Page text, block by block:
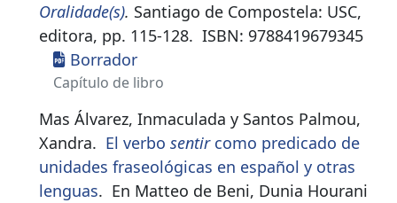
Oralidade(s). Santiago de Compostela: USC,
editora, pp. 115-128. ISBN: 9788419679345
Borrador
Capítulo de libro
Mas Álvarez, Inmaculada y Santos Palmou,
Xandra. El verbo sentircomo predicado de
unidades fraseológicas en español y otras
lenguas. En Matteo de Beni, Dunia Hourani